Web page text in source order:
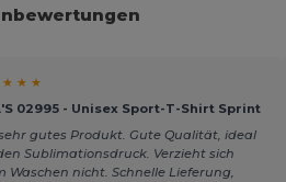
★ ★ ★
02995 - Unisex Sport-T-Shirt Sprint
gutes Produkt. Gute Qualität, ideal
Sublimationsdruck. Verzieht sich
Waschen nicht. Schnelle Lieferung,